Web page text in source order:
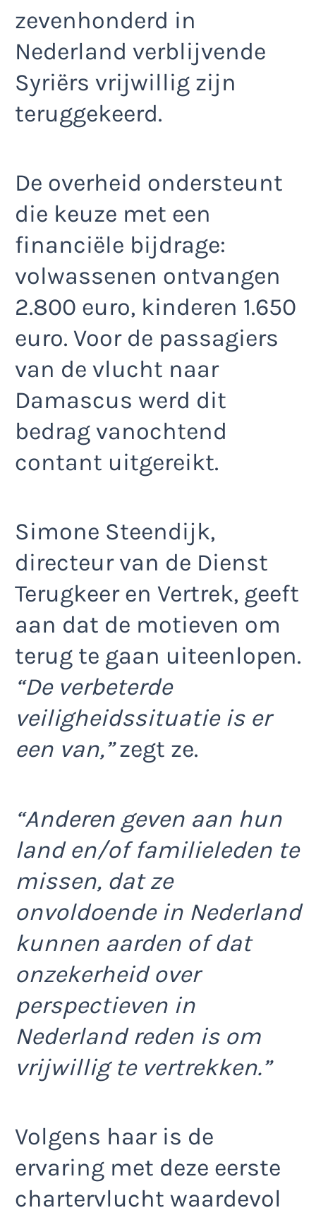
zevenhonderd in
Nederland verblijvende
Syriërs vrijwillig zijn
teruggekeerd.
De overheid ondersteunt
die keuze met een
financiële bijdrage:
volwassenen ontvangen
2.800 euro, kinderen 1.650
euro. Voor de passagiers
van de vlucht naar
Damascus werd dit
bedrag vanochtend
contant uitgereikt.
Simone Steendijk,
directeur van de Dienst
Terugkeer en Vertrek, geeft
aan dat de motieven om
terug te gaan uiteenlopen.
“De verbeterde
veiligheidssituatie is er
een van,”zegt ze.
“Anderen geven aan hun
land en/of familieleden te
missen, dat ze
onvoldoende in Nederland
kunnen aarden of dat
onzekerheid over
perspectieven in
Nederland reden is om
vrijwillig te vertrekken.”
Volgens haar is de
ervaring met deze eerste
chartervlucht waardevol